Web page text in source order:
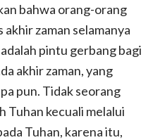
bahwa orang-orang
zaman selamanya
pintu gerbang bagi
akhir zaman, yang
pun. Tidak seorang
Tuhan kecuali melalui
Tuhan, karena itu,